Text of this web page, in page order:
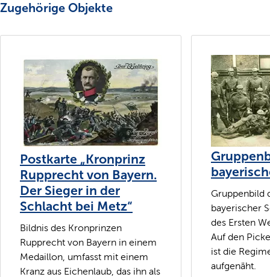
Zugehörige Objekte
Postkarte „Kronprinz
Rupprecht von Bayern.
Der Sieger in der
Schlacht bei Metz“
Bildnis des Kronprinzen
Rupprecht von Bayern in einem
Medaillon, umfasst mit einem
Kranz aus Eichenlaub, das ihn als
Gruppenbild
bayerischer
des Ersten
Auf den
ist die
aufgenäht.